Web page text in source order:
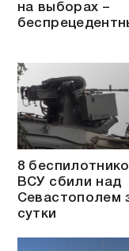
на выборах –
8
ВСУ сбили над
Севастополем
сутки